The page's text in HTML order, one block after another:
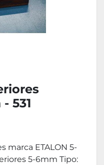
531
marca ETALON 5-
5-6mm Tipo: